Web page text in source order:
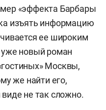
«эффекта Барбары
изъять информацию
ее широким
уже новый роман
Москвы,
же найти его,
не так сложно.